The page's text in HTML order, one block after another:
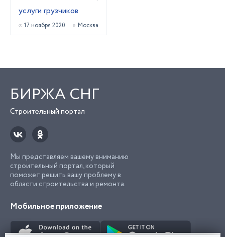
услуги грузчиков
17 ноября 2020 Москва
БИРЖА СНГ
Строительный портал
Мы представляем вашему вниманию
строительный портал, который
поможет решить вашу проблему в
области строительства и ремонта.
Мобильное приложение